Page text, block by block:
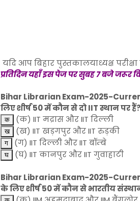
यदि आप बिहार पुस्तकालयाध्यक्ष
प्रतिदिन यहाँ इस पेज पर सुबह 7 बजे जरूर
Bihar Librarian Exam-2025-
लिए शीर्ष 50 में कौन से दो IIT स्थान पर हैं?
(क) IIT मद्रास और IIT दिल्ली
(ख) IIT खड़गपुर और IIT रुड़की
(ग) IIT दिल्ली और IIT बॉम्बे
(घ) IIT कानपुर और IIT गुवाहाटी
Bihar Librarian Exam-2025-
के लिए शीर्ष 50 में कौन से भारतीय